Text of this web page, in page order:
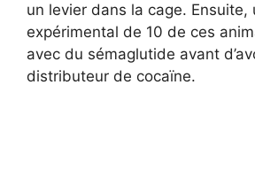
un levier dans la cage. Ensuite,
expérimental de 10 de ces
avec du sémaglutide avant
distributeur de cocaïne.